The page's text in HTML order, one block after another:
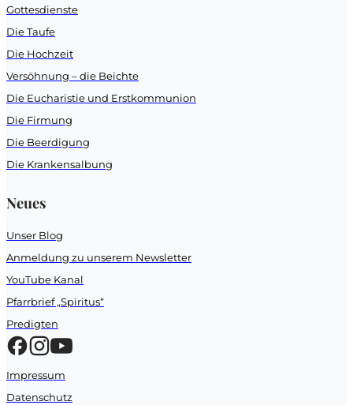
Gottesdienste
Die Taufe
Die Hochzeit
Versöhnung – die Beichte
Die Eucharistie und Erstkommunion
Die Firmung
Die Beerdigung
Die Krankensalbung
Neues
Unser Blog
Anmeldung zu unserem Newsletter
YouTube Kanal
Pfarrbrief „Spiritus“
Predigten
Impressum
Datenschutz